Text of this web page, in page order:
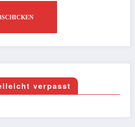
verpasst